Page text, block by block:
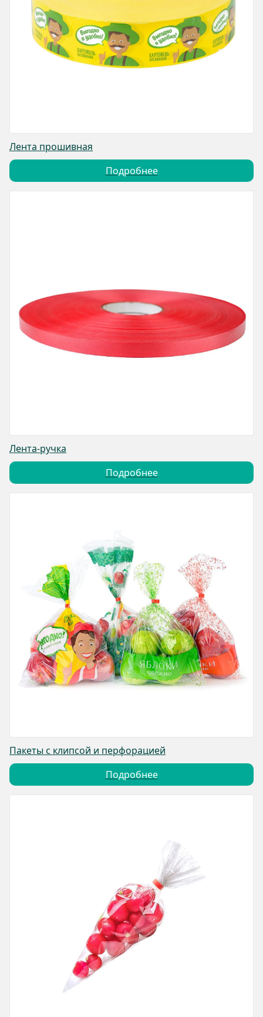
Лента прошивная
Подробнее
Лента-ручка
Подробнее
Пакеты с клипсой и перфорацией
Подробнее